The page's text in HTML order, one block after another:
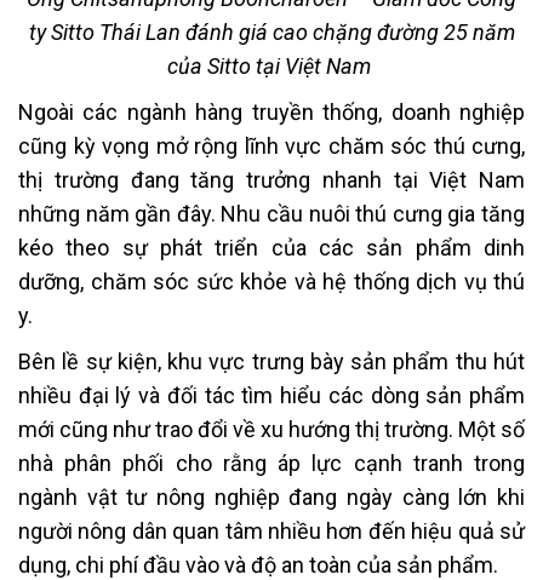
ty Sitto Thái Lan đánh giá cao chặng đường 25 năm
của Sitto tại Việt Nam
Ngoài các ngành hàng truyền thống, doanh nghiệp
cũng kỳ vọng mở rộng lĩnh vực chăm sóc thú cưng,
thị trường đang tăng trưởng nhanh tại Việt Nam
những năm gần đây. Nhu cầu nuôi thú cưng gia tăng
kéo theo sự phát triển của các sản phẩm dinh
dưỡng, chăm sóc sức khỏe và hệ thống dịch vụ thú
y.
Bên lề sự kiện, khu vực trưng bày sản phẩm thu hút
nhiều đại lý và đối tác tìm hiểu các dòng sản phẩm
mới cũng như trao đổi về xu hướng thị trường. Một số
nhà phân phối cho rằng áp lực cạnh tranh trong
ngành vật tư nông nghiệp đang ngày càng lớn khi
người nông dân quan tâm nhiều hơn đến hiệu quả sử
dụng, chi phí đầu vào và độ an toàn của sản phẩm.